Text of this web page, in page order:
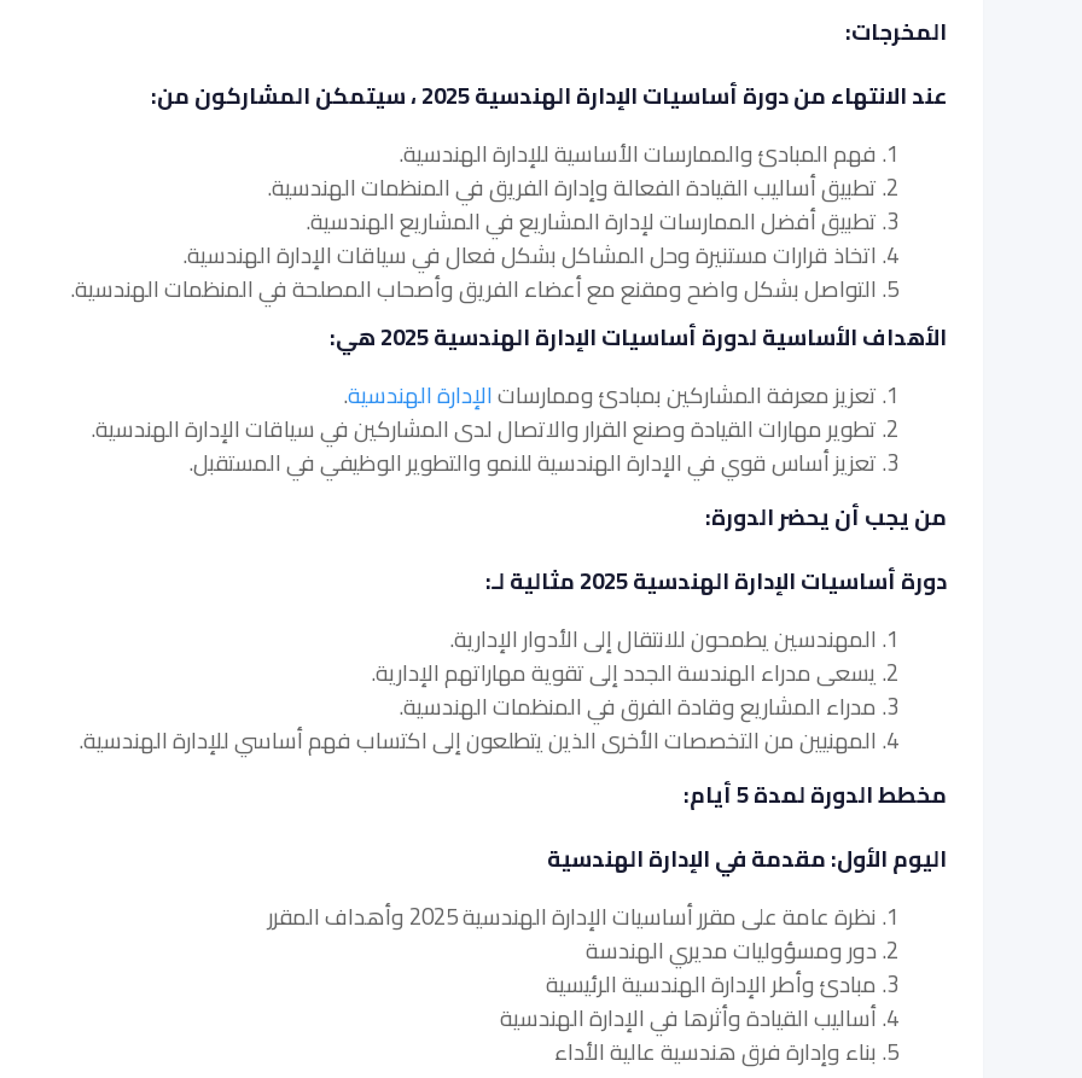
المخرجات:
عند الانتهاء من دورة أساسيات الإدارة الهندسية 2025 ، سيتمكن المشاركون من:
1. فهم المبادئ والممارسات الأساسية للإدارة الهندسية.
2. تطبيق أساليب القيادة الفعالة وإدارة الفريق في المنظمات الهندسية.
3. تطبيق أفضل الممارسات لإدارة المشاريع في المشاريع الهندسية.
4. اتخاذ قرارات مستنيرة وحل المشاكل بشكل فعال في سياقات الإدارة الهندسية.
5. التواصل بشكل واضح ومقنع مع أعضاء الفريق وأصحاب المصلحة في المنظمات الهندسية.
الأهداف الأساسية لدورة أساسيات الإدارة الهندسية 2025 هي:
1. تعزيز معرفة المشاركين بمبادئ وممارسات
الإدارة الهندسية.
2. تطوير مهارات القيادة وصنع القرار والاتصال لدى المشاركين في سياقات الإدارة الهندسية.
3. تعزيز أساس قوي في الإدارة الهندسية للنمو والتطوير الوظيفي في المستقبل.
من يجب أن يحضر الدورة:
دورة أساسيات الإدارة الهندسية 2025 مثالية لـ:
1. المهندسين يطمحون للانتقال إلى الأدوار الإدارية.
2. يسعى مدراء الهندسة الجدد إلى تقوية مهاراتهم الإدارية.
3. مدراء المشاريع وقادة الفرق في المنظمات الهندسية.
4. المهنيين من التخصصات الأخرى الذين يتطلعون إلى اكتساب فهم أساسي للإدارة الهندسية.
مخطط الدورة لمدة 5 أيام:
اليوم الأول: مقدمة في الإدارة الهندسية
1. نظرة عامة على مقرر أساسيات الإدارة الهندسية 2025 وأهداف المقرر
2. دور ومسؤوليات مديري الهندسة
3. مبادئ وأطر الإدارة الهندسية الرئيسية
4. أساليب القيادة وأثرها في الإدارة الهندسية
5. بناء وإدارة فرق هندسية عالية الأداء